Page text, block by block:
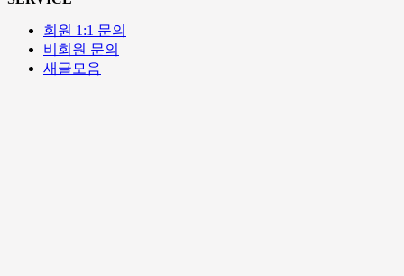
회원 1:1 문의
비회원 문의
새글모음